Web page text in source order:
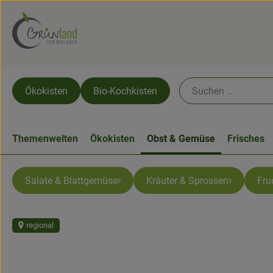
Ökokisten Bio-Kochkisten
Themenwelten Ökokisten Obst & Gemüse Frisches
Salate & Blattgemüse Kräuter & Sprossen
regional